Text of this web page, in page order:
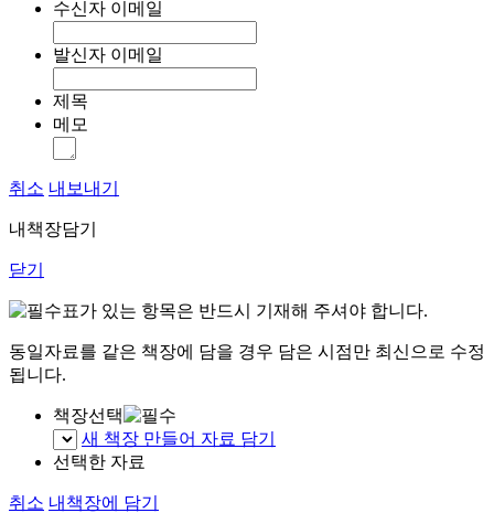
수신자 이메일
발신자 이메일
제목
메모
취소 내보내기
내책장담기
닫기
표가 있는 항목은 반드시 기재해 주셔야 합니다.
동일자료를 같은 책장에 담을 경우 담은 시점만 최신으로 수정
됩니다.
책장선택
새 책장 만들어 자료 담기
선택한 자료
취소 내책장에 담기